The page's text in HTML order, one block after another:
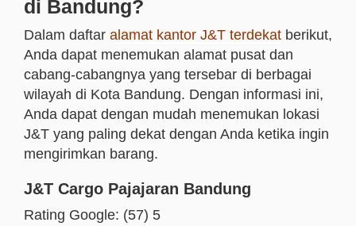
di Bandung?
Dalam daftar alamat kantor J&T terdekat berikut,
Anda dapat menemukan alamat pusat dan
cabang-cabangnya yang tersebar di berbagai
wilayah di Kota Bandung. Dengan informasi ini,
Anda dapat dengan mudah menemukan lokasi
J&T yang paling dekat dengan Anda ketika ingin
mengirimkan barang.
J&T Cargo Pajajaran Bandung
Rating Google: (57) 5